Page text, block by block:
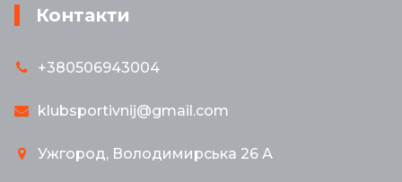
Контакти
+380506943004
klubsportivnij@gmail.com
Ужгород, Володимирська 26 А